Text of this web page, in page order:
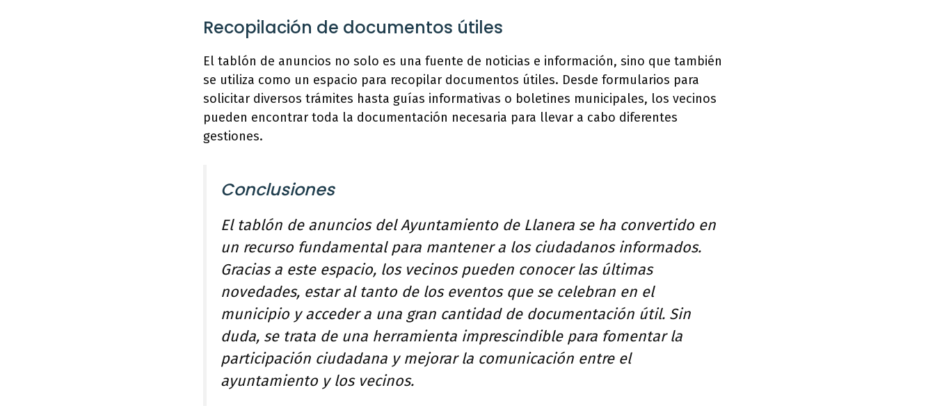
Recopilación de documentos útiles
El tablón de anuncios no solo es una fuente de noticias e información, sino que también
se utiliza como un espacio para recopilar documentos útiles. Desde formularios para
solicitar diversos trámites hasta guías informativas o boletines municipales, los vecinos
pueden encontrar toda la documentación necesaria para llevar a cabo diferentes
gestiones.
Conclusiones
El tablón de anuncios del Ayuntamiento de Llanera se ha convertido en
un recurso fundamental para mantener a los ciudadanos informados.
Gracias a este espacio, los vecinos pueden conocer las últimas
novedades, estar al tanto de los eventos que se celebran en el
municipio y acceder a una gran cantidad de documentación útil. Sin
duda, se trata de una herramienta imprescindible para fomentar la
participación ciudadana y mejorar la comunicación entre el
ayuntamiento y los vecinos.